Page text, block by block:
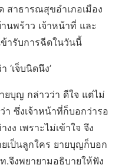
สาธารณสุขอำเภอเมือง
นพร้าว เจ้าหน้าที่ และ
ข้ารับการฉีดในวันนี้
เจ็บนิดนึง’
ยบุญ กล่าวว่า ดีใจ แต่ไม่
า ซึ่งเจ้าหน้าที่ก็บอกว่ารอ
ง เพราะไม่เข้าใจ จึง
เป็นลูกใคร ยายบุญก็บอก
จึงพยายามอธิบายให้ฟัง